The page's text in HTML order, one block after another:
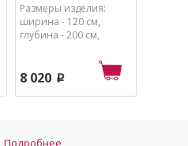
Размеры изделия:
ширина - 120 см,
глубина - 200 см,
8 020 p
Подробнее